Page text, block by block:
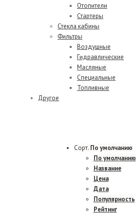
Отопители
Стартеры
Стекла кабины
Фильтры
Воздушные
Гидравлические
Масляные
Специальные
Топливные
Другое
Сорт. По умолчанию
По умолчанию
Название
Цена
Дата
Популярность
Рейтинг